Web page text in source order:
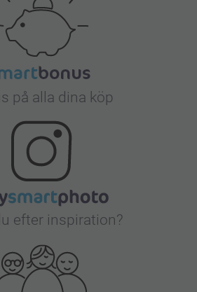
på alla dina köp
efter inspiration?